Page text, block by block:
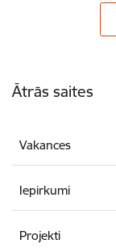
Ātrās saites
Vakances
Iepirkumi
Projekti